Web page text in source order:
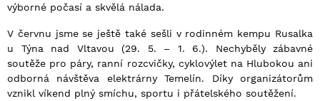
výborné počasí a skvělá nálada.
V červnu jsme se ještě také sešli v rodinném kempu Rusalka
u Týna nad Vltavou (29. 5. – 1. 6.). Nechyběly zábavné
soutěže pro páry, ranní rozcvičky, cyklovýlet na Hlubokou ani
odborná návštěva elektrárny Temelín. Díky organizátorům
vznikl víkend plný smíchu, sportu i přátelského soutěžení.